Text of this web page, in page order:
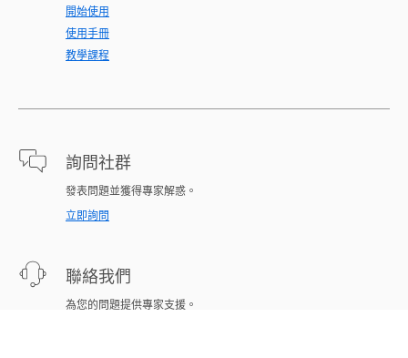
開始使用
使用手冊
教學課程
詢問社群
發表問題並獲得專家解惑。
立即詢問
聯絡我們
為您的問題提供專家支援。